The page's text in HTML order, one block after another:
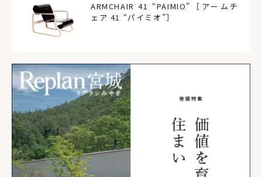
ARMCHAIR 41 “PAIMIO”［アームチ
ェア 41 “パイミオ”］